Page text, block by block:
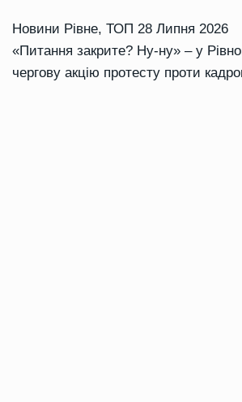
Новини Рівне, ТОП 28 Липня 2026
«Питання закрите? Ну-ну» – у
чергову акцію протесту проти